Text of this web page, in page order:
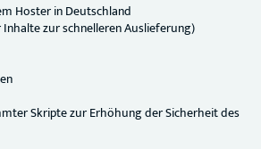
Hoster in Deutschland
zur schnelleren Auslieferung)
Skripte zur Erhöhung der Sicherheit des